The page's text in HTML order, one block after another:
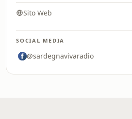
Sito Web
SOCIAL MEDIA
@sardegnavivaradio